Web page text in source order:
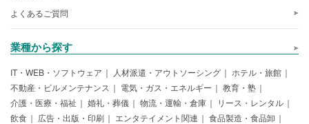
よくあるご質問
業種から探す
IT・WEB・ソフトウェア 人材派遣・アウトソーシング
ホテル・旅館
不動産・ビルメンテナンス
電気・ガス・エネルギー
教育・塾
介護・医療・福祉
婚礼・葬儀 物流・運輸・倉庫
リース・レンタル
飲食
広告・出版・印刷 エンタテイメント関連
食品製造・食品卸